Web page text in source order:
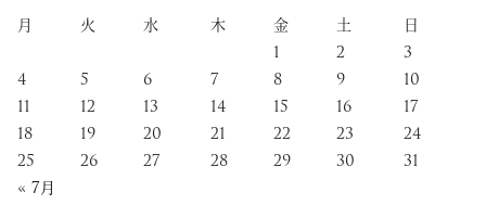
月
火 水 木 金 土
日
1
2
3
4
5 6 7 8 9
10
11
12 13 14 15 16
17
18
19 20 21 22 23
24
25
26 27 28 29 30
31
« 7月